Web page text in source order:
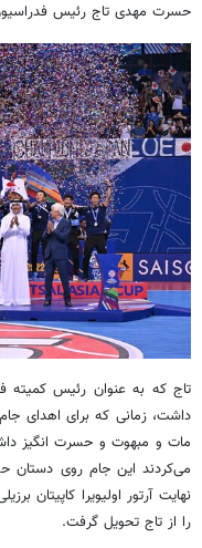
حسرت مهدی تاج رئیس
تاج که به عنوان رئیس کمیته
داشت، زمانی که برای اهدای
مات و مبهوت و حسرت انگیز
می‌کردند این جام روی دستان
نهایت آرتور اولیویرا کاپیتان
را از تاج تحویل گرفت.